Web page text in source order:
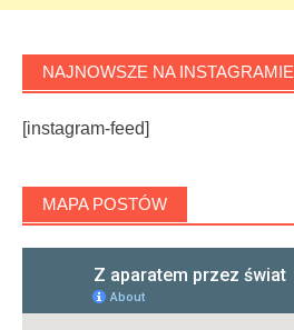
NAJNOWSZE NA INSTAGRAMIE
[instagram-feed]
MAPA POSTÓW